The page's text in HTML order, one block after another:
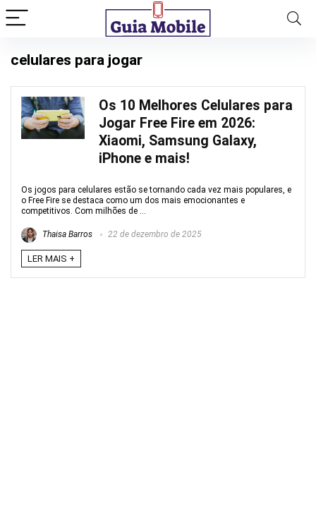
celulares para jogar
Os 10 Melhores Celulares para
Jogar Free Fire em 2026:
Xiaomi, Samsung Galaxy,
iPhone e mais!
Os jogos para celulares estão se tornando cada vez mais populares, e
o Free Fire se destaca como um dos mais emocionantes e
competitivos. Com milhões de ...
Thaisa Barros 22 de dezembro de 2025
LER MAIS +